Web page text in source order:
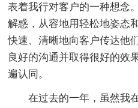
表着我行对客户的一种想念
解惑，从容地用轻松地姿态
快速、清晰地向客户传达他
良好的沟通并取得很好的效
遍认同。
在过去的一年，虽然我在